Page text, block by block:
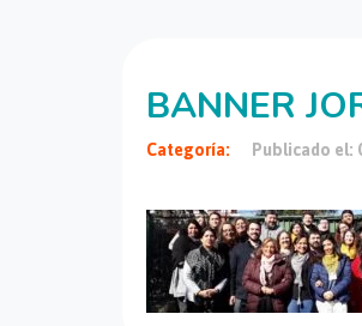
BANNER
Categoría: Publicado el: